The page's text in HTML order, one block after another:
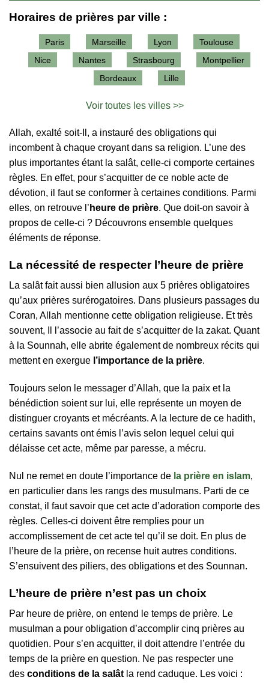
Horaires de prières par ville :
Paris Marseille Lyon
Toulouse
Nice
Nantes Strasbourg
Montpellier
Bordeaux
Lille
Voir toutes les villes >>
Allah, exalté soit-Il, a instauré des obligations qui
incombent à chaque croyant dans sa religion. L’une des
plus importantes étant la salât, celle-ci comporte certaines
règles. En effet, pour s’acquitter de ce noble acte de
dévotion, il faut se conformer à certaines conditions. Parmi
elles, on retrouve l’ heure de prière. Que doit-on savoir à
propos de celle-ci ? Découvrons ensemble quelques
éléments de réponse.
La nécessité de respecter l’heure de prière
La salât fait aussi bien allusion aux 5 prières obligatoires
qu’aux prières surérogatoires. Dans plusieurs passages du
Coran, Allah mentionne cette obligation religieuse. Et très
souvent, Il l’associe au fait de s’acquitter de la zakat. Quant
à la Sounnah, elle abrite également de nombreux récits qui
mettent en exergue l’importance de la prière.
Toujours selon le messager d’Allah, que la paix et la
bénédiction soient sur lui, elle représente un moyen de
distinguer croyants et mécréants. A la lecture de ce hadith,
certains savants ont émis l’avis selon lequel celui qui
délaisse cet acte, même par paresse, a mécru.
Nul ne remet en doute l’importance de la prière en islam,
en particulier dans les rangs des musulmans. Parti de ce
constat, il faut savoir que cet acte d’adoration comporte des
règles. Celles-ci doivent être remplies pour un
accomplissement de cet acte tel qu’il se doit. En plus de
l’heure de la prière, on recense huit autres conditions.
S’ensuivent des piliers, des obligations et des Sounnan.
L’heure de prière n’est pas un choix
Par heure de prière, on entend le temps de prière. Le
musulman a pour obligation d’accomplir cinq prières au
quotidien. Pour s’en acquitter, il doit attendre l’entrée du
temps de la prière en question. Ne pas respecter une
des conditions de la salât la rend caduque. Les voici :